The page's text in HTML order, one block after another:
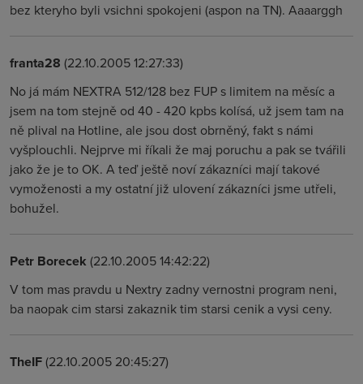
bez kteryho byli vsichni spokojeni (aspon na TN). Aaaarggh
franta28 (22.10.2005 12:27:33)
No já mám NEXTRA 512/128 bez FUP s limitem na měsíc a
jsem na tom stejně od 40 - 420 kpbs kolísá, už jsem tam na
ně plival na Hotline, ale jsou dost obrněný, fakt s námi
vyšplouchli. Nejprve mi říkali že maj poruchu a pak se tvářili
jako že je to OK. A teď ještě noví zákazníci mají takové
vymoženosti a my ostatní již ulovení zákazníci jsme utřeli,
bohužel.
Petr Borecek (22.10.2005 14:42:22)
V tom mas pravdu u Nextry zadny vernostni program neni,
ba naopak cim starsi zakaznik tim starsi cenik a vysi ceny.
TheIF(22.10.2005 20:45:27)